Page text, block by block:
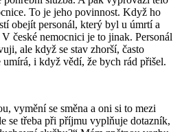
To je jeho povinnost. Když ho
obejít personál, který byl u úmrtí a
české nemocnici je to jinak. Personál
ale když se stav zhorší, často
i když vědí, že bych rád přišel.
vymění se směna a oni si to mezi
se třeba při příjmu vyplňuje dotazník,